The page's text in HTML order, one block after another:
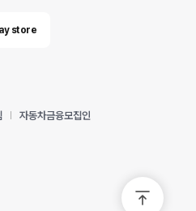
store
자동차금융모집인